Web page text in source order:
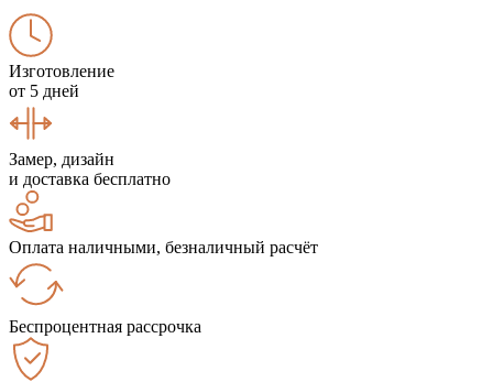
Изготовление
от 5 дней
Замер, дизайн
и доставка бесплатно
Оплата наличными, безналичный расчёт
Беспроцентная рассрочка